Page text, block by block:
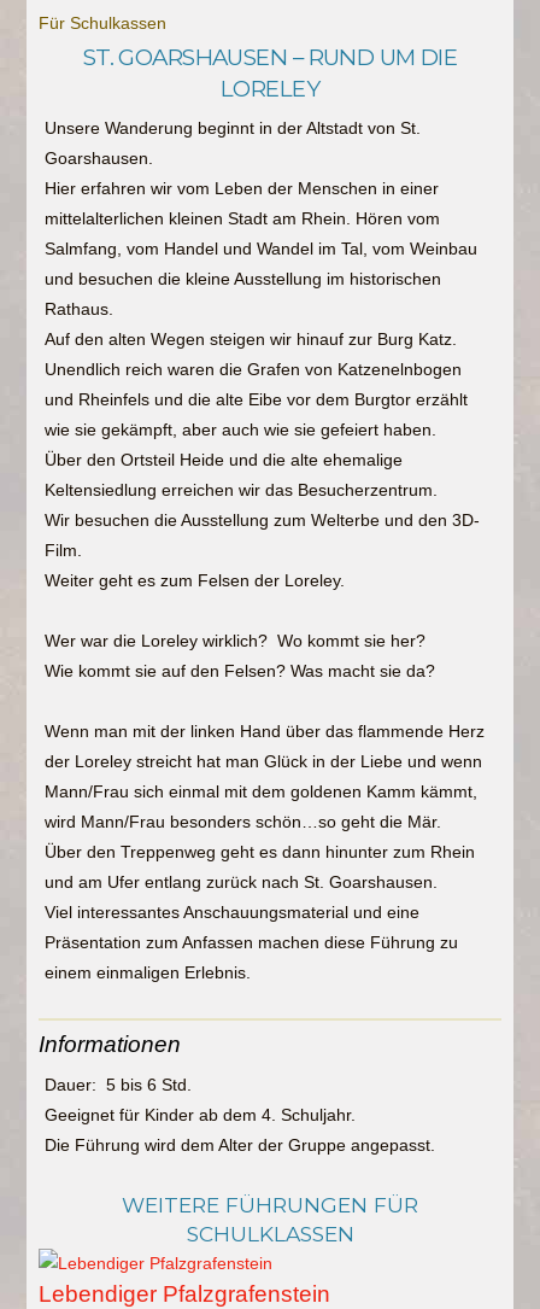
Für Schulkassen
ST. GOARSHAUSEN – RUND UM DIE
LORELEY
Unsere Wanderung beginnt in der Altstadt von St.
Goarshausen.
Hier erfahren wir vom Leben der Menschen in einer
mittelalterlichen kleinen Stadt am Rhein. Hören vom
Salmfang, vom Handel und Wandel im Tal, vom Weinbau
und besuchen die kleine Ausstellung im historischen
Rathaus.
Auf den alten Wegen steigen wir hinauf zur Burg Katz.
Unendlich reich waren die Grafen von Katzenelnbogen
und Rheinfels und die alte Eibe vor dem Burgtor erzählt
wie sie gekämpft, aber auch wie sie gefeiert haben.
Über den Ortsteil Heide und die alte ehemalige
Keltensiedlung erreichen wir das Besucherzentrum.
Wir besuchen die Ausstellung zum Welterbe und den 3D-
Film.
Weiter geht es zum Felsen der Loreley.
Wer war die Loreley wirklich? Wo kommt sie her?
Wie kommt sie auf den Felsen? Was macht sie da?
Wenn man mit der linken Hand über das flammende Herz
der Loreley streicht hat man Glück in der Liebe und wenn
Mann/Frau sich einmal mit dem goldenen Kamm kämmt,
wird Mann/Frau besonders schön…so geht die Mär.
Über den Treppenweg geht es dann hinunter zum Rhein
und am Ufer entlang zurück nach St. Goarshausen.
Viel interessantes Anschauungsmaterial und eine
Präsentation zum Anfassen machen diese Führung zu
einem einmaligen Erlebnis.
Informationen
Dauer: 5 bis 6 Std.
Geeignet für Kinder ab dem 4. Schuljahr.
Die Führung wird dem Alter der Gruppe angepasst.
WEITERE FÜHRUNGEN FÜR
SCHULKLASSEN
Lebendiger Pfalzgrafenstein